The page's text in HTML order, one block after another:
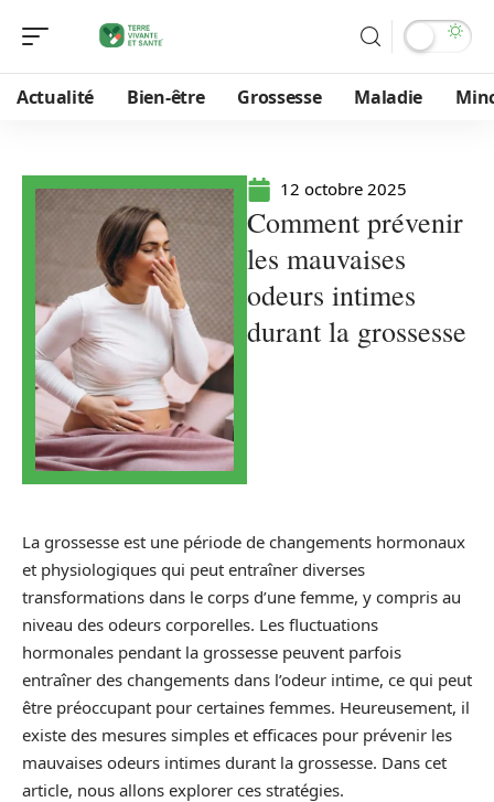
Actualité Bien-être Grossesse Maladie
12 octobre 2025
Comment prévenir
les mauvaises
odeurs intimes
durant la grossesse
La grossesse est une période de changements hormonaux
et physiologiques qui peut entraîner diverses
transformations dans le corps d’une femme, y compris au
niveau des odeurs corporelles. Les fluctuations
hormonales pendant la grossesse peuvent parfois
entraîner des changements dans l’odeur intime, ce qui peut
être préoccupant pour certaines femmes. Heureusement, il
existe des mesures simples et efficaces pour prévenir les
mauvaises odeurs intimes durant la grossesse. Dans cet
article, nous allons explorer ces stratégies.